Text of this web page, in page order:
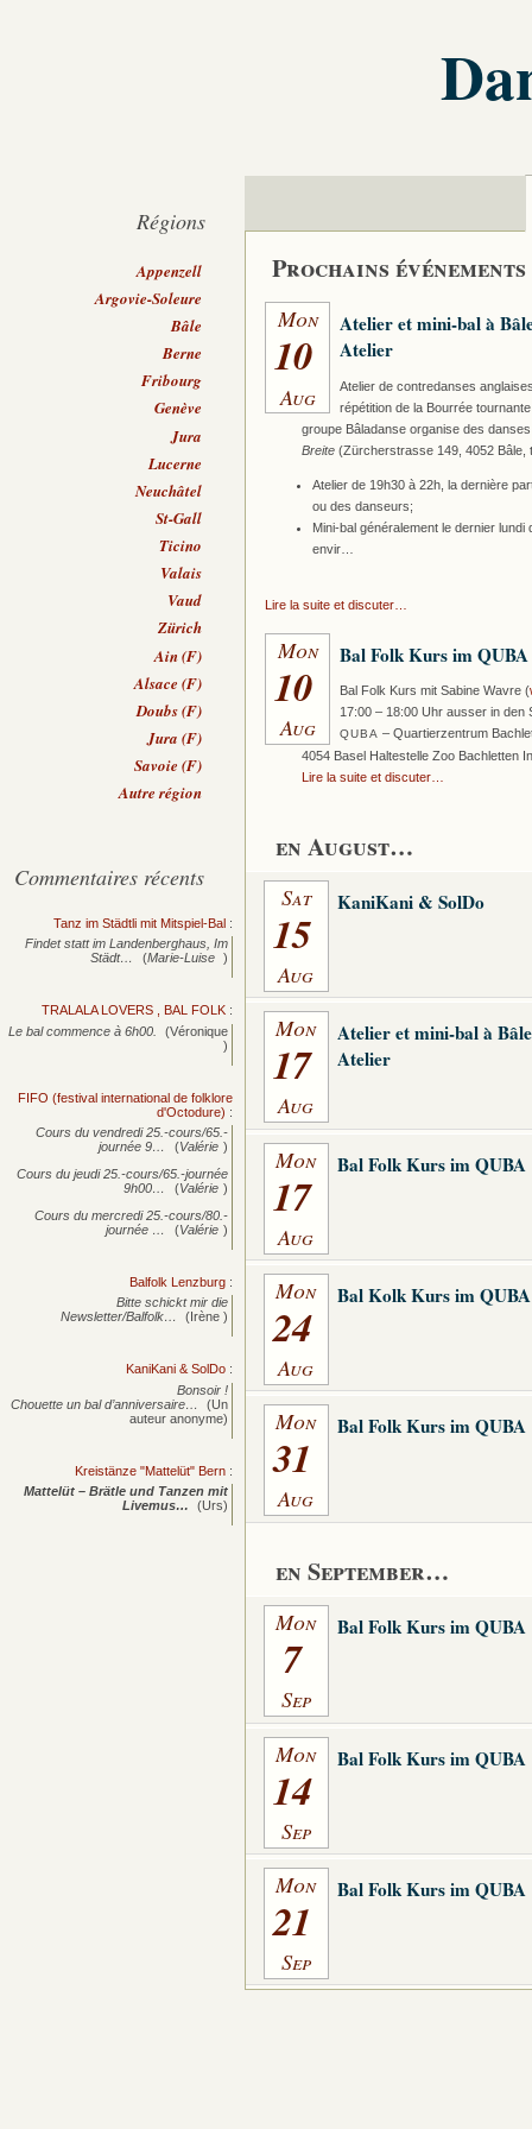
Prochains événements
Mon
10
Aug
Atelier et mini-bal à
Atelier
Atelier de contredanses
répétition de la Bourrée
groupe Bâladanse organise des
Breite(Zürcherstrasse 149, 4052 Bâle,
Atelier de 19h30 à 22h, la dernière
ou des danseurs;
Mini-bal généralement le dernier lundi
envir…
Lire la suite et discuter…
Mon
10
Aug
Bal Folk Kurs im QUBA
Bal Folk Kurs mit Sabine Wavre (
17:00 – 18:00 Uhr ausser in den
QUBA – Quartierzentrum
4054 Basel Haltestelle Zoo Bachletten
Lire la suite et discuter…
en August…
Sat
15
Aug
KaniKani & SolDo
Mon
17
Aug
Atelier et mini-bal à
Atelier
Mon
17
Aug
Bal Folk Kurs im QUBA
Mon
24
Aug
Bal Kolk Kurs im QUBA
Mon
31
Aug
Bal Folk Kurs im QUBA
en September…
Mon
7
Sep
Bal Folk Kurs im QUBA
Mon
14
Sep
Bal Folk Kurs im QUBA
Mon
21
Sep
Bal Folk Kurs im QUBA
Régions
Appenzell
Argovie-Soleure
Bâle
Berne
Fribourg
Genève
Jura
Lucerne
Neuchâtel
St-Gall
Ticino
Valais
Vaud
Zürich
Ain (F)
Alsace (F)
Doubs (F)
Jura (F)
Savoie (F)
Autre région
Commentaires récents
Tanz im Städtli mit Mitspiel-Bal :
Findet statt im Landenberghaus, Im
Städt…
(Marie-Luise )
TRALALA LOVERS , BAL FOLK :
Le bal commence à 6h00.
(Véronique
)
FIFO (festival international de folklore
d'Octodure) :
Cours du vendredi 25.-cours/65.-
journée 9… (Valérie )
Cours du jeudi 25.-cours/65.-journée
9h00…
(Valérie )
Cours du mercredi 25.-cours/80.-
journée … (Valérie )
Balfolk Lenzburg :
Bitte schickt mir die
Newsletter/Balfolk…
(Irène )
KaniKani & SolDo :
Bonsoir !
Chouette un bal d’anniversaire…
(Un
auteur anonyme)
Kreistänze "Mattelüt" Bern :
Mattelüt – Brätle und Tanzen mit
Livemus…
(Urs)